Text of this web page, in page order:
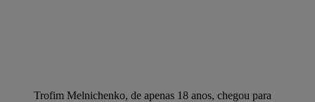
Trofim Melnichenko, de apenas 18 anos, chegou para